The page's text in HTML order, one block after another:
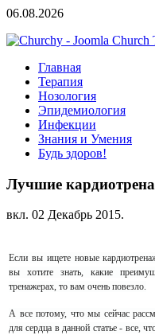
06.08.2026
Главная
Терапия
Нозология
Эпидемиология
Инфекции
Знания и Умения
Будь здоров!
Лучшие
вкл. 02 Декабрь 2015.
Если вы ищете новые
вы хотите знать, какие
тренажерах, то вам очень повезло.
А все потому, что мы сейчас
для сердца в данной статье - все,